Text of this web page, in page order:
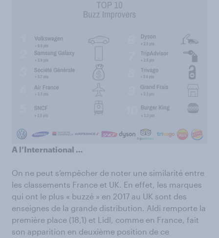
A l’International …
On ne peut s’empêcher de noter une similarité entre
les classements France et UK. En effet, les marques
qui ont le plus « buzzé » en 2017 au UK sont des
enseignes de la grande distribution. Aldi remporte la
première place (18,1) et Lidl, comme en France, fait
son apparition en deuxième position de ce